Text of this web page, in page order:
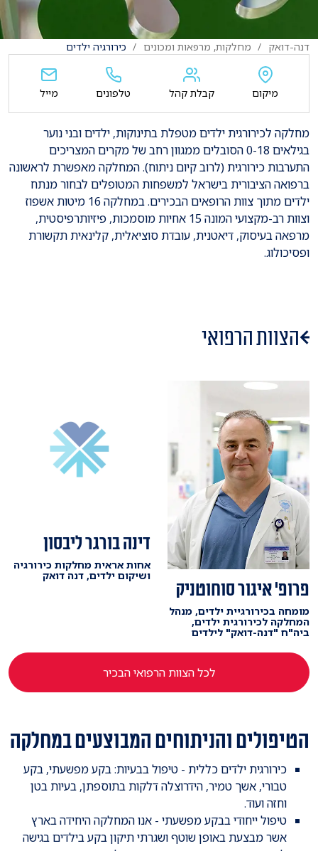
דנה-דואק מחלקות, מרפאות ומכונים כירורגיה ילדים
מחלקה לכירורגית ילדים מטפלת בתינוקות, ילדים ובני נוער
בגילאים 0-18 הסובלים ממגוון רחב של מקרים המצריכים
התערבות כירורגית (לרוב קיום ניתוח). המחלקה מאפשרת לראשונה
ברפואה הציבורית בישראל למשפחות המטופלים לבחור מנתח
ילדים מתוך צוות הרופאים הבכירים. במחלקה 16 מיטות אשפוז
וצוות רב-מקצועי המונה 15 אחיות מוסמכות, פיזיותרפיסטית,
מרפאה בעיסוק, דיאטנית, עובדת סוציאלית, קלינאית תקשורת
ופסיכולוג.
הצוות הרפואי
לכל הצוות הרפואי הבכיר
פרופ' איגור סוחוטניק
מומחה בכירורגיית ילדים, מנהל
המחלקה לכירורגית ילדים,
ביה"ח "דנה-דואק" לילדים
דינה בורגר ליבסון
אחות אראית מחלקות כירורגיה
ושיקום ילדים, דנה דואק
הטיפולים והניתוחים המבוצעים במחלקה
כירורגית ילדים כללית - טיפול בבעיות: בקע מפשעתי, בקע
טבורי, אשך טמיר, הידרוצלה דלקות בתוספתן, בעיות בטן
וחזה ועוד.
טיפול ייחודי בבקע מפשעתי - אנו המחלקה היחידה בארץ
אשר מבצעת באופן שוטף ושגרתי תיקון בקע בילדים בגישה
מיקום קבלת קהל טלפונים מייל